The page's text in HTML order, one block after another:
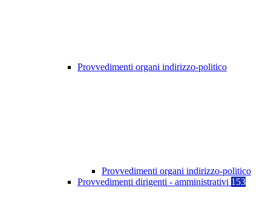
Provvedimenti organi indirizzo-politico
Provvedimenti organi indirizzo-politico
Provvedimenti dirigenti - amministrativi 153